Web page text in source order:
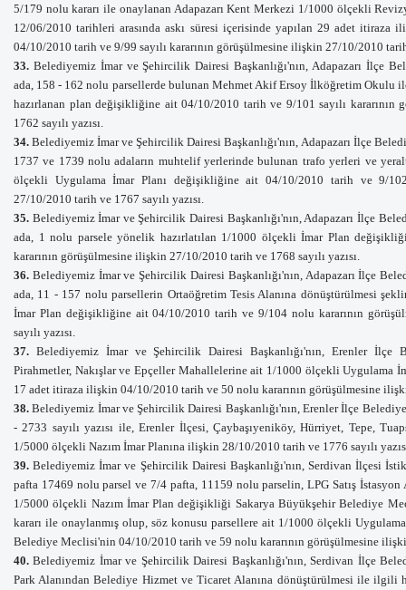
5/179 nolu kararı ile onaylanan Adapazarı Kent Merkezi 1/1000 ölçekli
12/06/2010 tarihleri arasında askı süresi içerisinde yapılan 29 adet itiraza
04/10/2010 tarih ve 9/99 sayılı kararının görüşülmesine ilişkin 27/10/2010
33. Belediyemiz İmar ve Şehircilik Dairesi Başkanlığı'nın, Adapazarı İlçe
ada, 158 - 162 nolu parsellerde bulunan Mehmet Akif Ersoy İlköğretim Okulu
hazırlanan plan değişikliğine ait 04/10/2010 tarih ve 9/101 sayılı kararının
1762 sayılı yazısı.
34.Belediyemiz İmar ve Şehircilik Dairesi Başkanlığı'nın, Adapazarı İlçe
1737 ve 1739 nolu adaların muhtelif yerlerinde bulunan trafo yerleri ve
ölçekli Uygulama İmar Planı değişikliğine ait 04/10/2010 tarih ve 9/102
27/10/2010 tarih ve 1767 sayılı yazısı.
35. Belediyemiz İmar ve Şehircilik Dairesi Başkanlığı'nın, Adapazarı İlçe
ada, 1 nolu parsele yönelik hazırlatılan 1/1000 ölçekli İmar Plan
kararının görüşülmesine ilişkin 27/10/2010 tarih ve 1768 sayılı yazısı.
36. Belediyemiz İmar ve Şehircilik Dairesi Başkanlığı'nın, Adapazarı İlçe
ada, 11 - 157 nolu parsellerin Ortaöğretim Tesis Alanına dönüştürülmesi
İmar Plan değişikliğine ait 04/10/2010 tarih ve 9/104 nolu kararının
sayılı yazısı.
37. Belediyemiz İmar ve Şehircilik Dairesi Başkanlığı'nın, Erenler İlçe
Pirahmetler, Nakışlar ve Epçeller Mahallelerine ait 1/1000 ölçekli Uygulama
17 adet itiraza ilişkin 04/10/2010 tarih ve 50 nolu kararının görüşülmesine
38.Belediyemiz İmar ve Şehircilik Dairesi Başkanlığı'nın, Erenler İlçe
- 2733 sayılı yazısı ile, Erenler İlçesi, Çaybaşıyeniköy, Hürriyet, Tepe,
1/5000 ölçekli Nazım İmar Planına ilişkin 28/10/2010 tarih ve 1776 sayılı
39.Belediyemiz İmar ve Şehircilik Dairesi Başkanlığı'nın, Serdivan İlçesi
pafta 17469 nolu parsel ve 7/4 pafta, 11159 nolu parselin, LPG Satış İstasyon
1/5000 ölçekli Nazım İmar Plan değişikliği Sakarya Büyükşehir Belediye
kararı ile onaylanmış olup, söz konusu parsellere ait 1/1000 ölçekli
Belediye Meclisi'nin 04/10/2010 tarih ve 59 nolu kararının görüşülmesine
40.Belediyemiz İmar ve Şehircilik Dairesi Başkanlığı'nın, Serdivan İlçe
Park Alanından Belediye Hizmet ve Ticaret Alanına dönüştürülmesi ile ilgili